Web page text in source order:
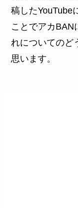
稿したYouTube
ことでアカBAN
れについてのど
思います。